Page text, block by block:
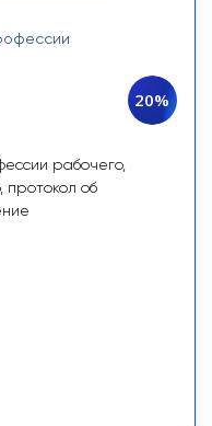
рабочего,
протокол об
20%